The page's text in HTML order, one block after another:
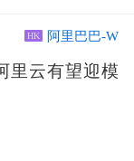
HK 阿里巴巴-W
里云有望迎模